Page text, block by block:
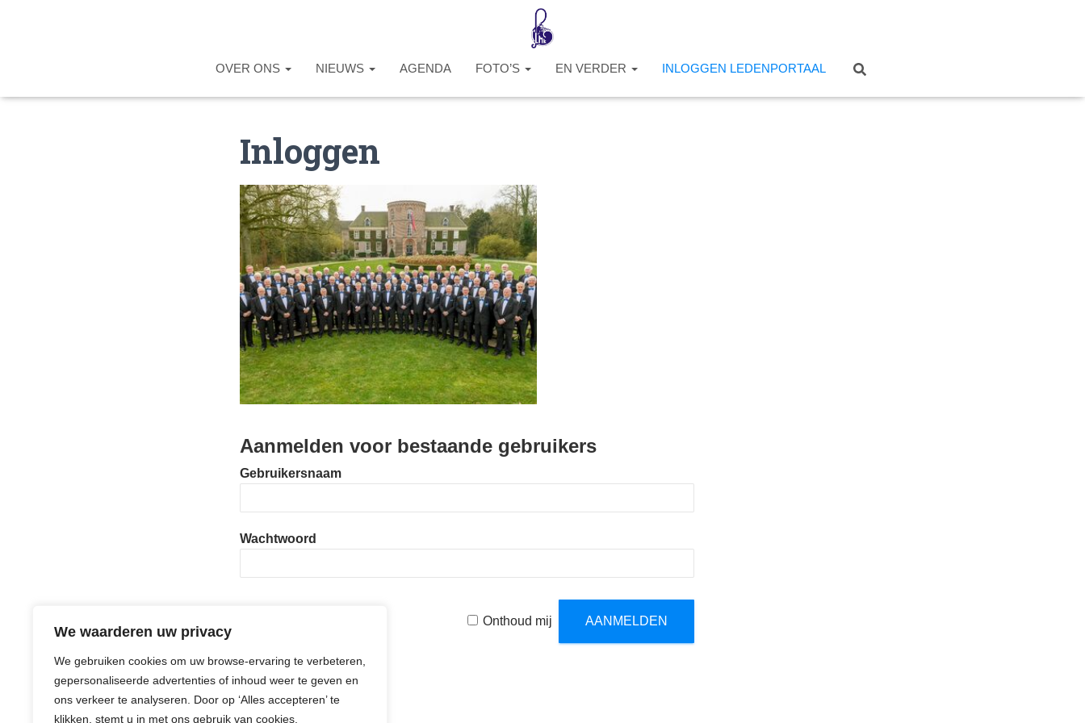
We waarderen uw privacy
We gebruiken cookies om uw browse-ervaring te verbeteren,
gepersonaliseerde advertenties of inhoud weer te geven en
ons verkeer te analyseren. Door op ‘Alles accepteren’ te
klikken, stemt u in met ons gebruik van cookies.
OVER ONS NIEUWS AGENDA FOTO’S EN VERDER INLOGGEN LEDENPORTAAL
Inloggen
Aanmelden voor bestaande gebruikers
Gebruikersnaam
Wachtwoord
Onthoud mij